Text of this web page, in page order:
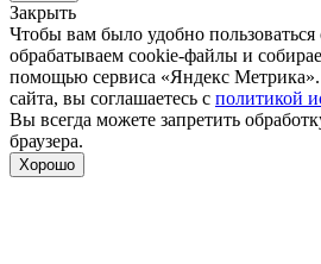
Закрыть
Чтобы вам было удобно
обрабатываем cookie-файлы и
помощью сервиса «Яндекс
сайта, вы соглашаетесь с политикой
Вы всегда можете запретить
браузера.
Хорошо